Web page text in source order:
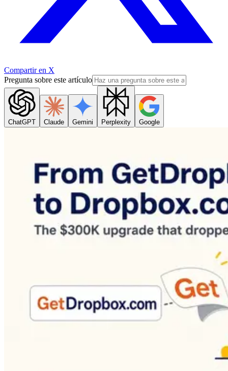
Compartir en X
Pregunta sobre este artículo
ChatGPT Claude Gemini Perplexity Google